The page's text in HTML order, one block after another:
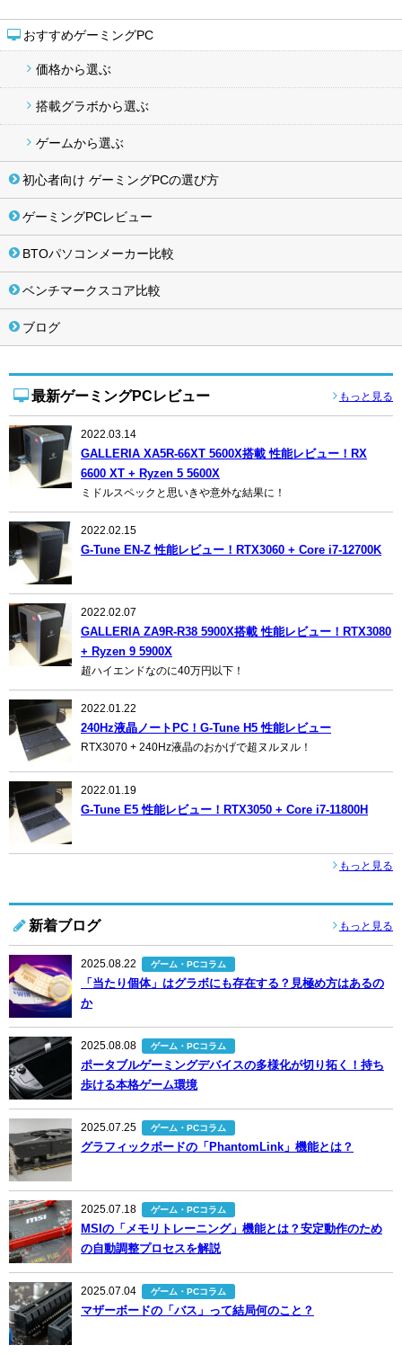
おすすめゲーミングPC
価格から選ぶ
搭載グラボから選ぶ
ゲームから選ぶ
初心者向け ゲーミングPCの選び方
ゲーミングPCレビュー
BTOパソコンメーカー比較
ベンチマークスコア比較
ブログ
最新ゲーミングPCレビュー もっと見る
2022.03.14
GALLERIA XA5R-66XT 5600X搭載 性能レビュー！RX
6600 XT + Ryzen 5 5600X
ミドルスペックと思いきや意外な結果に！
2022.02.15
G-Tune EN-Z 性能レビュー！RTX3060 + Core i7-12700K
2022.02.07
GALLERIA ZA9R-R38 5900X搭載 性能レビュー！RTX3080
+ Ryzen 9 5900X
超ハイエンドなのに40万円以下！
2022.01.22
240Hz液晶ノートPC！G-Tune H5 性能レビュー
RTX3070 + 240Hz液晶のおかげで超ヌルヌル！
2022.01.19
G-Tune E5 性能レビュー！RTX3050 + Core i7-11800H
もっと見る
新着ブログ もっと見る
2025.08.22 ゲーム・PCコラム
「当たり個体」はグラボにも存在する？見極め方はあるの
か
2025.08.08 ゲーム・PCコラム
ポータブルゲーミングデバイスの多様化が切り拓く！持ち
歩ける本格ゲーム環境
2025.07.25 ゲーム・PCコラム
グラフィックボードの「PhantomLink」機能とは？
2025.07.18 ゲーム・PCコラム
MSIの「メモリトレーニング」機能とは？安定動作のため
の自動調整プロセスを解説
2025.07.04 ゲーム・PCコラム
マザーボードの「バス」って結局何のこと？